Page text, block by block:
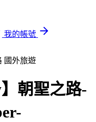
我的帳號
國外旅遊
朝聖之路-